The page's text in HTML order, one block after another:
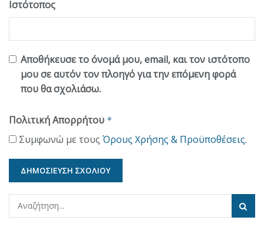
Ιστότοπος
Αποθήκευσε το όνομά μου, email, και τον ιστότοπο
μου σε αυτόν τον πλοηγό για την επόμενη φορά
που θα σχολιάσω.
Πολιτική Απορρήτου *
Συμφωνώ με τους Όρους Χρήσης & Προϋποθέσεις.